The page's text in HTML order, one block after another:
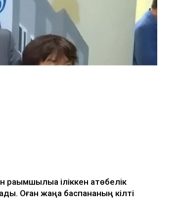
іліккен ақтөбелік
Оған жаңа баспананың кілті